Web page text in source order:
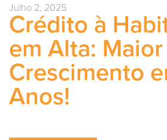
Julho 2, 2025
Crédito à
em Alta: Maior
Crescimento
Anos!